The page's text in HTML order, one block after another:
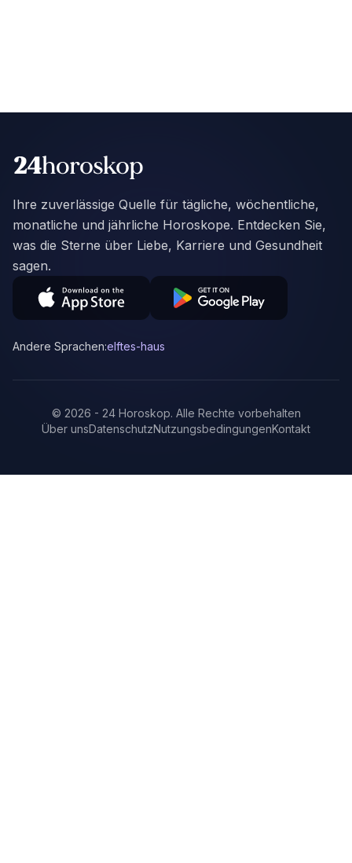
Ihre zuverlässige Quelle für tägliche, wöchentliche,
monatliche und jährliche Horoskope. Entdecken Sie,
was die Sterne über Liebe, Karriere und Gesundheit
sagen.
Andere Sprachen:elftes-haus
© 2026 - 24 Horoskop. Alle Rechte vorbehalten
Über unsDatenschutzNutzungsbedingungenKontakt